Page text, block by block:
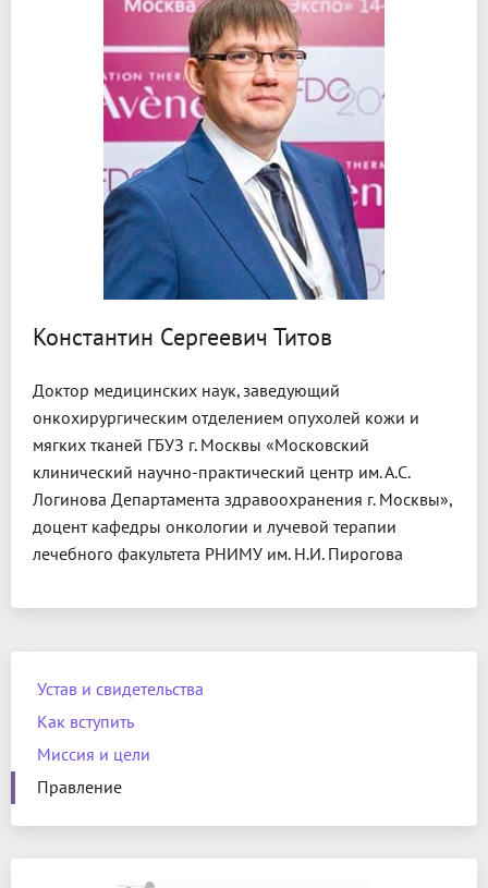
Устав и свидетельства
Как вступить
Миссия и цели
Правление
Константин Сергеевич Титов
Доктор медицинских наук, заведующий
онкохирургическим отделением опухолей кожи и
мягких тканей ГБУЗ г. Москвы «Московский
клинический научно-практический центр им. А.С.
Логинова Департамента здравоохранения г. Москвы»,
доцент кафедры онкологии и лучевой терапии
лечебного факультета РНИМУ им. Н.И. Пирогова